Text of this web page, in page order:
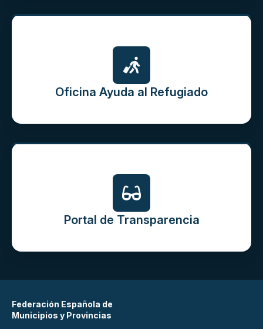
Oficina Ayuda al Refugiado
Portal de Transparencia
Federación Española de
Municipios y Provincias